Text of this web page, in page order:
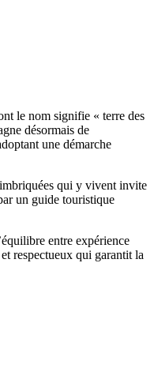
le nom signifie « terre des
désormais de
une démarche
qui y vivent invite
un guide touristique
entre expérience
respectueux qui garantit la